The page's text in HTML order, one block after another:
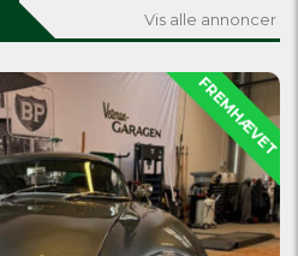
Vis alle annoncer
FREMHÆVET